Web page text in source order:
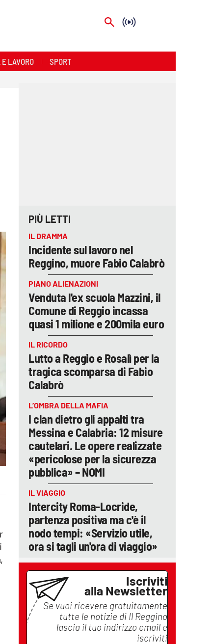
LAVORO SPORT
PIÙ LETTI
IL DRAMMA
Incidente sul lavoro nel
Reggino, muore Fabio Calabrò
PIANO ALIENAZIONI
Venduta l'ex scuola Mazzini, il
Comune di Reggio incassa
quasi 1 milione e 200mila euro
IL RICORDO
Lutto a Reggio e Rosalì per la
tragica scomparsa di Fabio
Calabrò
L’OMBRA DELLA MAFIA
I clan dietro gli appalti tra
Messina e Calabria: 12 misure
cautelari. Le opere realizzate
«pericolose per la sicurezza
pubblica» – NOMI
IL VIAGGIO
Intercity Roma-Locride,
partenza positiva ma c'è il
nodo tempi: «Servizio utile,
ora si tagli un'ora di viaggio»
Iscriviti
alla Newsletter
Se vuoi ricevere gratuitamente
tutte le notizie di Il Reggino
lascia il tuo indirizzo email e
iscriviti